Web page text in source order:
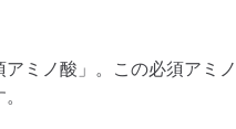
ミノ酸」。この必須アミ